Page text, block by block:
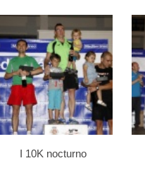
I 10K nocturno